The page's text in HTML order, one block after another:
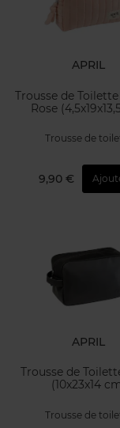
APRIL
Trousse de
Rose
Trousse de
9,90 €
APRIL
Trousse de
(10x23x14
Trousse de